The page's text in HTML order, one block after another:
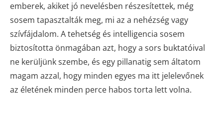
emberek, akiket jó nevelésben részesítettek, még
sosem tapasztalták meg, mi az a nehézség vagy
szívfájdalom. A tehetség és intelligencia sosem
biztosította önmagában azt, hogy a sors buktatóival
ne kerüljünk szembe, és egy pillanatig sem áltatom
magam azzal, hogy minden egyes ma itt jelelevőnek
az életének minden perce habos torta lett volna.